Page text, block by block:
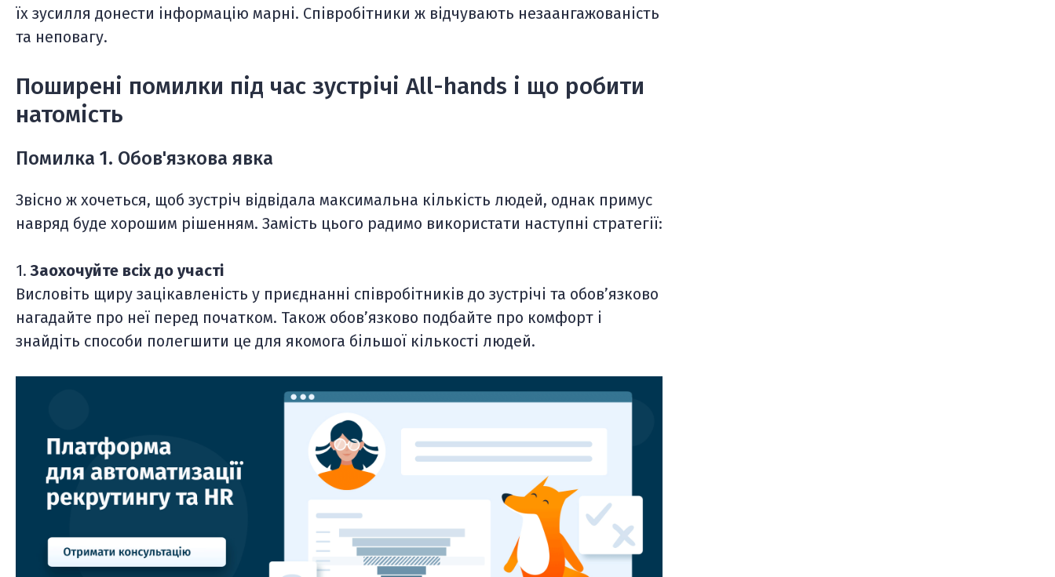
їх зусилля донести інформацію марні. Співробітники ж відчувають незаангажованість
та неповагу.
Поширені помилки під час зустрічі All-hands і що робити
натомість
Помилка 1. Обов'язкова явка
Звісно ж хочеться, щоб зустріч відвідала максимальна кількість людей, однак примус
навряд буде хорошим рішенням. Замість цього радимо використати наступні стратегії:
1.Заохочуйте всіх до участі
Висловіть щиру зацікавленість у приєднанні співробітників до зустрічі та обов’язково
нагадайте про неї перед початком. Також обов’язково подбайте про комфорт і
знайдіть способи полегшити це для якомога більшої кількості людей.